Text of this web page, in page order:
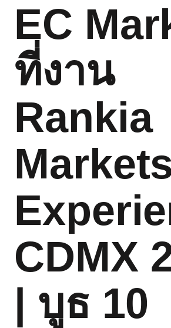
EC
ที่งาน
Rankia
Markets
CDMX
| บูธ 10